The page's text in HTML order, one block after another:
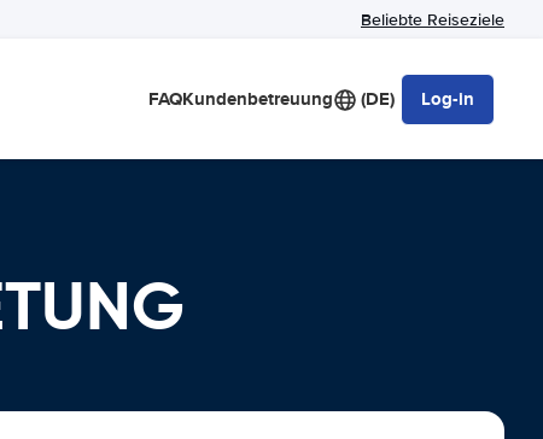
Beliebte Reiseziele
FAQKundenbetreuung (DE) Log-in